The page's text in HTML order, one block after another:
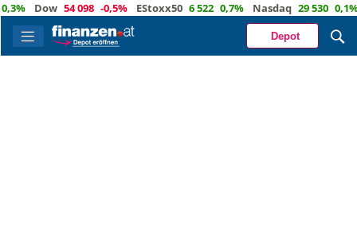
Dow 54 098 -0,5% EStoxx50 6 522 0,7% Nasdaq 29 530 0,1% Öl
Depot